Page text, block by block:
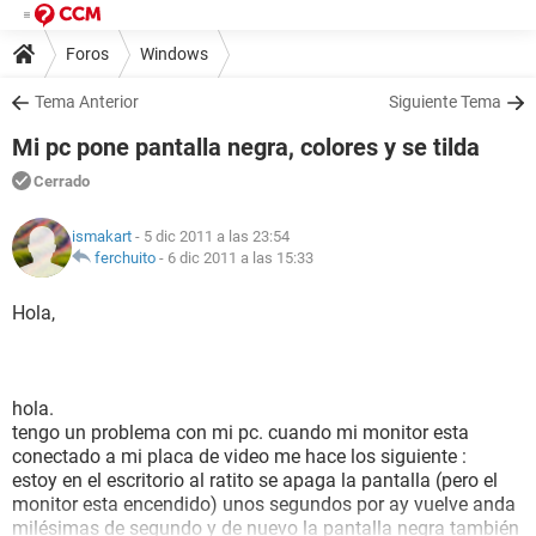
Foros Windows
Tema Anterior Siguiente Tema
Mi pc pone pantalla negra, colores y se tilda
Cerrado
ismakart - 5 dic 2011 a las 23:54
ferchuito - 6 dic 2011 a las 15:33
Hola,
hola.
tengo un problema con mi pc. cuando mi monitor esta
conectado a mi placa de video me hace los siguiente :
estoy en el escritorio al ratito se apaga la pantalla (pero el
monitor esta encendido) unos segundos por ay vuelve anda
milésimas de segundo y de nuevo la pantalla negra también